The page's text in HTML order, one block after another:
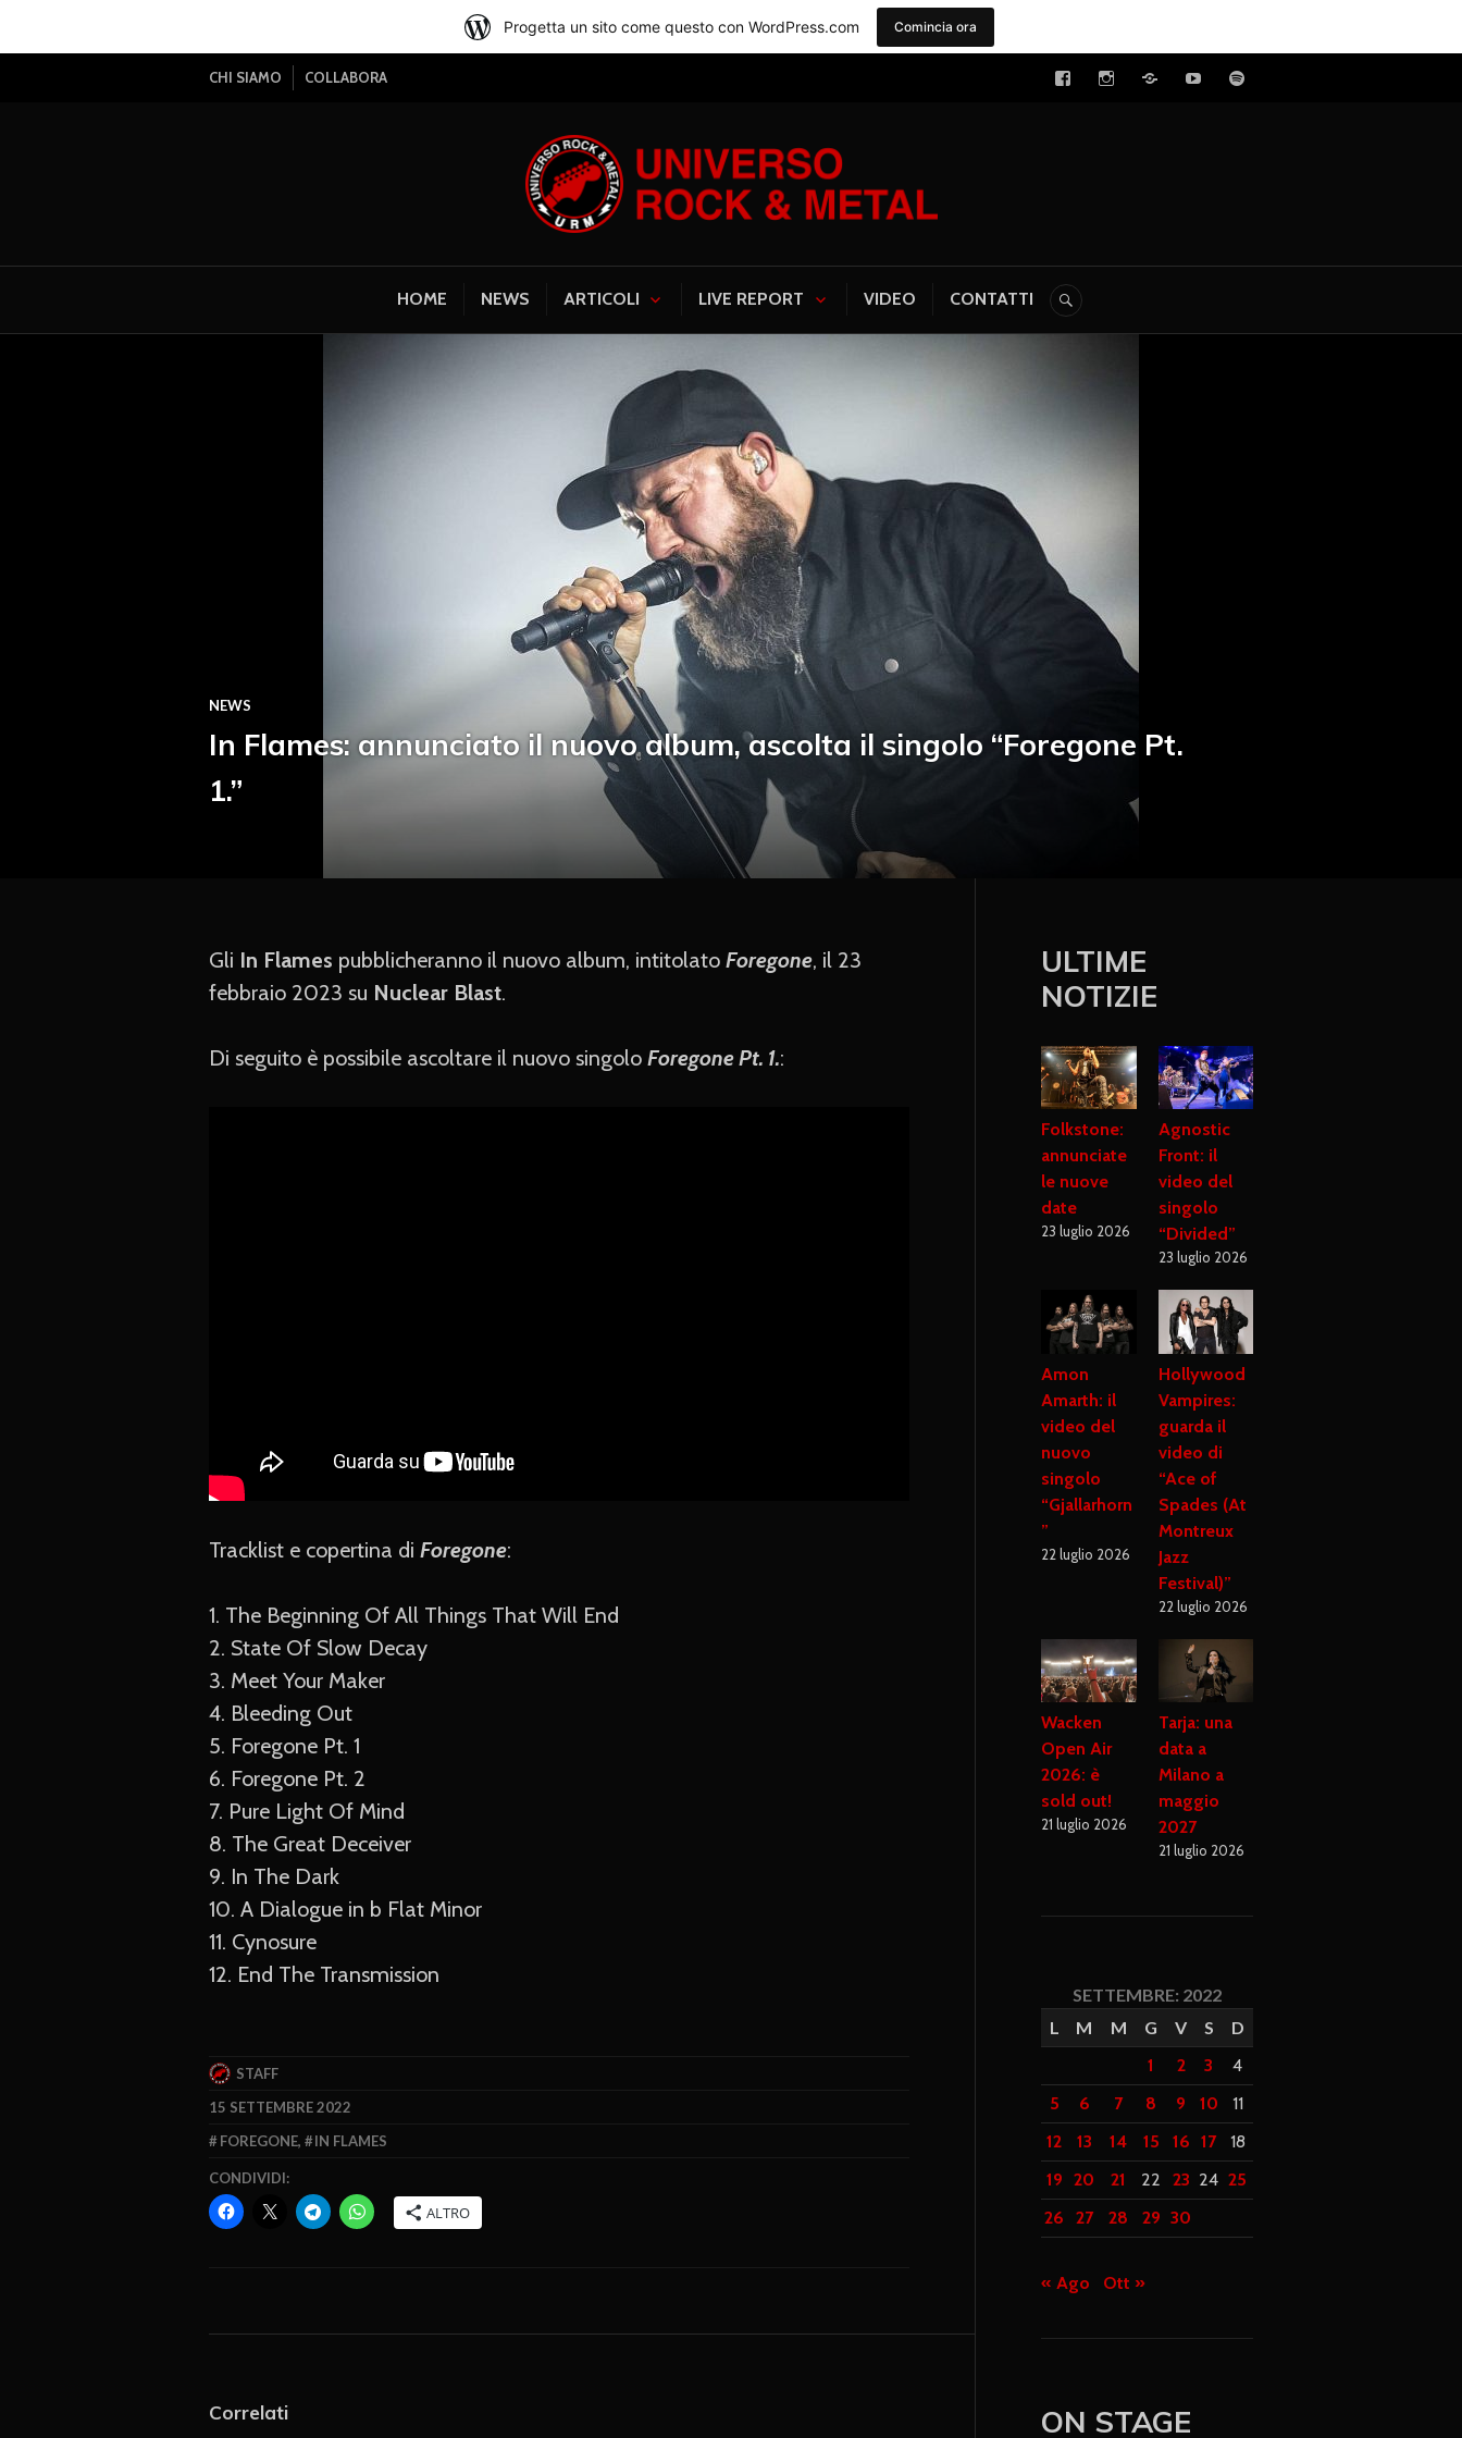
CHI SIAMO COLLABORA
Universo Rock & Metal
HOME NEWS ARTICOLI LIVE REPORT VIDEO CONTATTI
NEWS
In Flames: annunciato il nuovo album, ascolta il singolo “Foregone Pt.
1.”
Gli In Flames pubblicheranno il nuovo album, intitolato Foregone, il 23
febbraio 2023 su Nuclear Blast.
Di seguito è possibile ascoltare il nuovo singolo Foregone Pt. 1.:
Tracklist e copertina di Foregone:
1. The Beginning Of All Things That Will End
2. State Of Slow Decay
3. Meet Your Maker
4. Bleeding Out
5. Foregone Pt. 1
6. Foregone Pt. 2
7. Pure Light Of Mind
8. The Great Deceiver
9. In The Dark
10. A Dialogue in b Flat Minor
11. Cynosure
12. End The Transmission
STAFF
15 SETTEMBRE 2022
FOREGONE, IN FLAMES
CONDIVIDI:
ALTRO
Correlati
ULTIME
NOTIZIE
Folkstone:
annunciate
le nuove
date
23 luglio 2026
Agnostic
Front: il
video del
singolo
“Divided”
23 luglio 2026
Amon
Amarth: il
video del
nuovo
singolo
“Gjallarhorn
”
22 luglio 2026
Hollywood
Vampires:
guarda il
video di
“Ace of
Spades (At
Montreux
Jazz
Festival)”
22 luglio 2026
Wacken
Open Air
2026: è
sold out!
21 luglio 2026
Tarja: una
data a
Milano a
maggio
2027
21 luglio 2026
SETTEMBRE: 2022
L
M M G V S
D
1
2 3
4
5
6 7 8 9 10
11
12
13 14 15 16 17
18
19 20 21 22 23 24 25
26
27 28 29 30
« Ago Ott »
ON STAGE
Progetta un sito come questo con WordPress.com Comincia ora